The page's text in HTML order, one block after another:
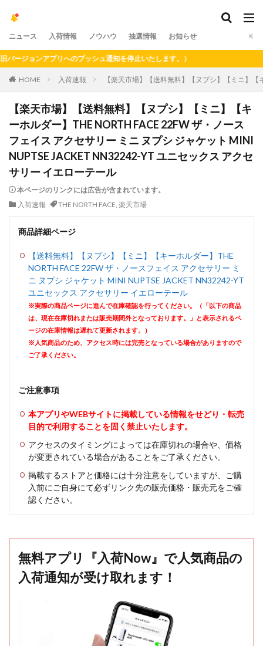
ニュース 入荷情報 ノウハウ 抽選情報 お知らせ
ョンアプリへのプッシュ通知を停止いたします。）
HOME 入荷速報 【楽天市場】【送料無料】【ヌプシ】【ミニ】
【楽天市場】【送料無料】【ヌプシ】【ミニ】【キ
ーホルダー】THE NORTH FACE 22FW ザ・ノース
フェイス アクセサリー ミニ ヌプシ ジャケット MINI
NUPTSE JACKET NN32242-YT ユニセックス アクセ
サリー イエローテール
本ページのリンクには広告が含まれています。
入荷速報
THE NORTH FACE, 楽天市場
商品詳細ページ
【送料無料】【ヌプシ】【ミニ】【キーホルダー】THE
NORTH FACE 22FW ザ・ノースフェイス アクセサリー ミ
ニ ヌプシ ジャケット MINI NUPTSE JACKET NN32242-YT
ユニセックス アクセサリー イエローテール
※実際の商品ページに進んで在庫確認を行ってください。（「以下の商品
は、現在在庫切れまたは販売期間外となっております。」と表示されるペ
ージの在庫情報は遅れて更新されます。）
※人気商品のため、アクセス時には完売となっている場合がありますので
ご了承ください。
ご注意事項
本アプリやWEBサイトに掲載している情報をせどり・転売
目的で利用することを固く禁止いたします。
アクセスのタイミングによっては在庫切れの場合や、価格
が変更されている場合があることをご了承ください。
掲載するストアと価格には十分注意をしていますが、ご購
入前にご自身にて必ずリンク先の販売価格・販売元をご確
認ください。
無料アプリ『入荷Now』で人気商品の
入荷通知が受け取れます！